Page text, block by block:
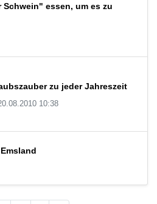
essen, um es zu
zu jeder Jahreszeit
10:38